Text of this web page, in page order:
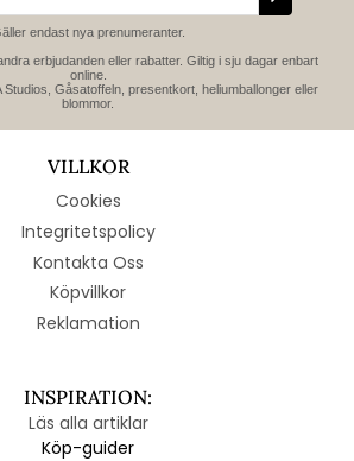
endast nya prenumeranter.
erbjudanden eller rabatter. Giltig i sju dagar enbart
online.
Studios, Gåsatoffeln, presentkort, heliumballonger eller
blommor.
VILLKOR
Cookies
Integritetspolicy
Kontakta Oss
Köpvillkor
Reklamation
INSPIRATION:
Läs alla artiklar
Köp-guider